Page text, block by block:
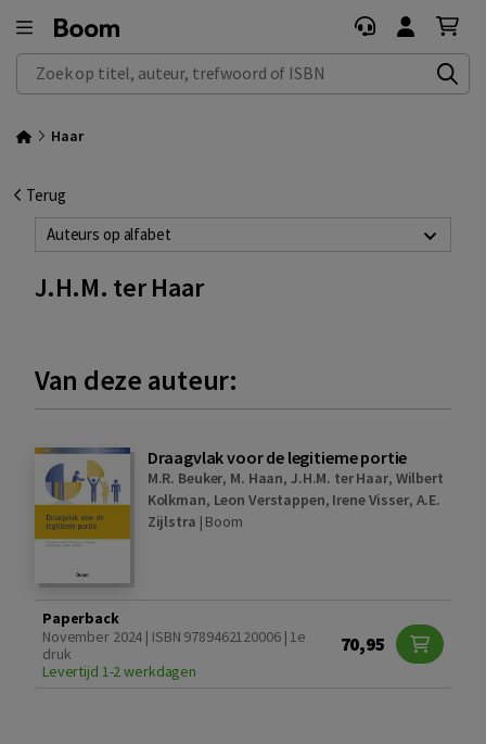
Zoek op titel, auteur, trefwoord of ISBN
Haar
Terug
Auteurs op alfabet
J.H.M. ter Haar
Van deze auteur:
Draagvlak voor de legitieme portie
M.R. Beuker, M. Haan, J.H.M. ter Haar, Wilbert
Kolkman, Leon Verstappen, Irene Visser, A.E.
Zijlstra | Boom
Paperback
November 2024 | ISBN 9789462120006 | 1e
druk
Levertijd 1-2 werkdagen
70,95